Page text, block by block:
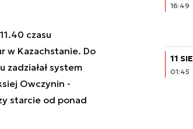
czasu
w Kazachstanie. Do
system
Owczynin -
starcie od ponad
16:49
11 SIE
01:45